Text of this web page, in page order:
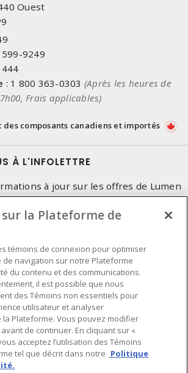
Ouest
9249
: 1 800 363-0303 (Après les heures de
Frais applicables)
des composants canadiens et importés
À L'INFOLETTRE
à jour sur les offres de Lumen
en matière de cookies
sur la Plateforme de
témoins de connexion pour optimiser
navigation sur notre Plateforme
du contenu et des communications.
il est possible que nous
des Témoins non essentiels pour
utilisateur et analyser
la Plateforme. Vous pouvez modifier
de continuer. En cliquant sur «
acceptez l’utilisation des Témoins
tel que décrit dans notre Politique